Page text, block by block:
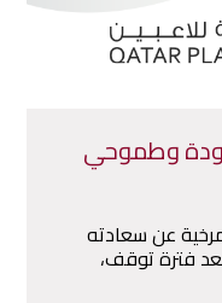
وطموحي
عن سعادته
فترة توقف،